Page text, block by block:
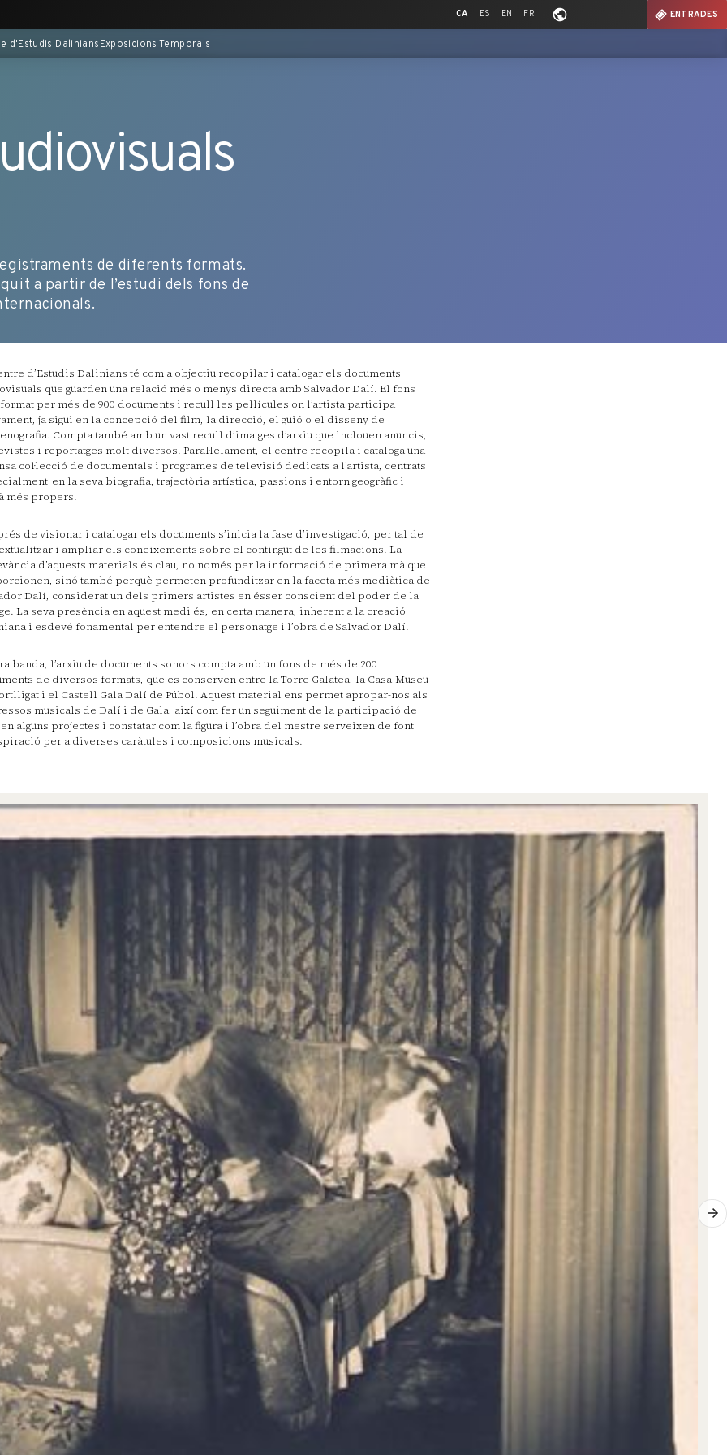
CA ES EN FR ENTRADES
d'Estudis DaliniansExposicions Temporals
de diferents formats.
a partir de l’estudi dels fons de
d’Estudis Dalinians té com a objectiu recopilar i catalogar els documents
que guarden una relació més o menys directa amb Salvador Dalí. El fons
per més de 900 documents i recull les pel·lícules on l’artista participa
ja sigui en la concepció del film, la direcció, el guió o el disseny de
Compta també amb un vast recull d’imatges d’arxiu que inclouen anuncis,
i reportatges molt diversos. Paral·lelament, el centre recopila i cataloga una
col·lecció de documentals i programes de televisió dedicats a l’artista, centrats
en la seva biografia, trajectòria artística, passions i entorn geogràfic i
més propers.
de visionar i catalogar els documents s’inicia la fase d’investigació, per tal de
i ampliar els coneixements sobre el contingut de les filmacions. La
d’aquests materials és clau, no només per la informació de primera mà que
sinó també perquè permeten profunditzar en la faceta més mediàtica de
Dalí, considerat un dels primers artistes en ésser conscient del poder de la
La seva presència en aquest medi és, en certa manera, inherent a la creació
i esdevé fonamental per entendre el personatge i l’obra de Salvador Dalí.
banda, l’arxiu de documents sonors compta amb un fons de més de 200
de diversos formats, que es conserven entre la Torre Galatea, la Casa-Museu
i el Castell Gala Dalí de Púbol. Aquest material ens permet apropar-nos als
musicals de Dalí i de Gala, així com fer un seguiment de la participació de
alguns projectes i constatar com la figura i l’obra del mestre serveixen de font
per a diverses caràtules i composicions musicals.